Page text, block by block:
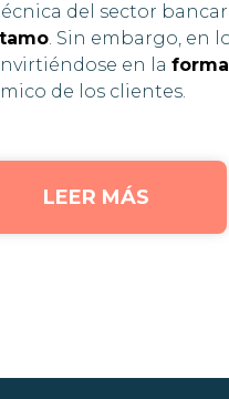
del sector
. Sin embargo, en
en la
de los clientes.
LEER MÁS